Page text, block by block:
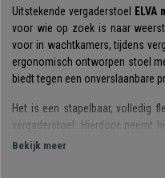
Uitstekende vergaderstoel
voor wie op zoek is naar
voor in wachtkamers, tijdens
ergonomisch ontworpen stoel
biedt tegen een onverslaanbare
Het is een stapelbaar, volledig
vergaderstoel. Hierdoor neemt
wordt GEMONTEERD GELEVERD.
Bekijk meer